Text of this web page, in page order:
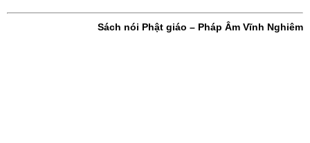
Sách nói Phật giáo – Pháp Âm Vĩnh Nghiêm